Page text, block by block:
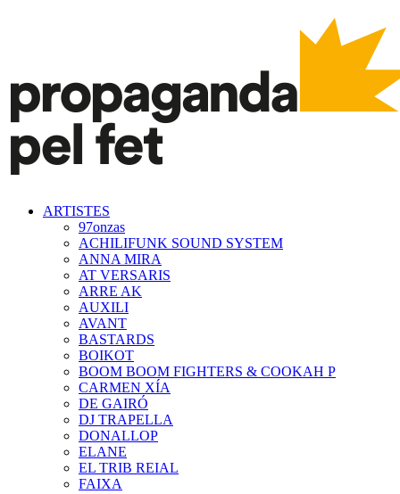
ARTISTES
97onzas
ACHILIFUNK SOUND SYSTEM
ANNA MIRA
AT VERSARIS
ARRE AK
AUXILI
AVANT
BASTARDS
BOIKOT
BOOM BOOM FIGHTERS & COOKAH P
CARMEN XÍA
DE GAIRÓ
DJ TRAPELLA
DONALLOP
ELANE
EL TRIB REIAL
FAIXA